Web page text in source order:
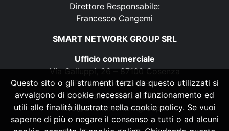
Direttore Responsabile:
Francesco Cangemi
SMART NETWORK GROUP SRL
Ufficio commerciale
Via Galluppi, 26 – 87100 Cosenza
P. IVA 03500860782
N. iscrizione ROC 28794
info@smartnetworkgroup.it
Questo sito o gli strumenti terzi da questo utilizzati si
avvalgono di cookie necessari al funzionamento ed
utili alle finalità illustrate nella cookie policy. Se vuoi
saperne di più o negare il consenso a tutti o ad alcuni